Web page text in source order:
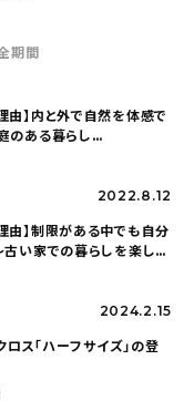
期間
由】内と外で自然を体感で
のある暮らし
2022.8.12
由】制限がある中でも自分
古い家での暮らしを楽しむ
2024.2.15
ス「ハーフサイズ」の登